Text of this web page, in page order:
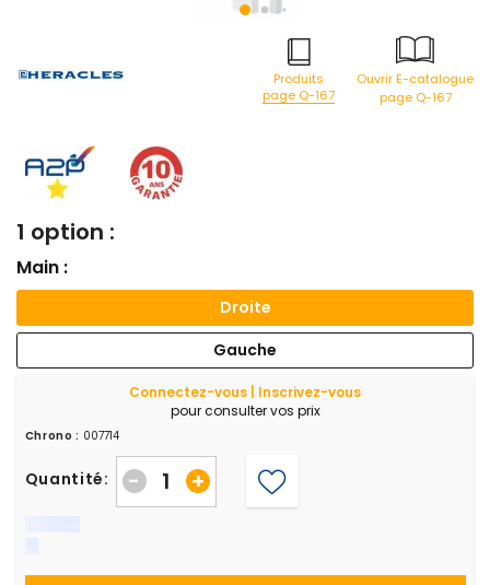
Produits
page Q-167
Ouvrir E-catalogue
page Q-167
1 option :
Main :
Droite
Gauche
Connectez-vous | Inscrivez-vous
pour consulter vos prix
Chrono : 007714
Quantité: +
-